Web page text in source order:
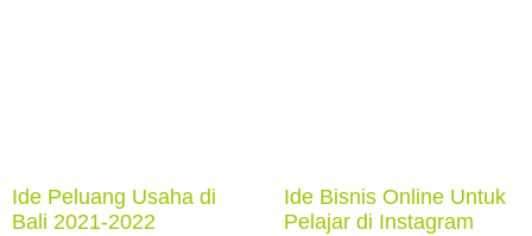
Ide Peluang Usaha di
Bali 2021-2022
Ide Bisnis Online Untuk
Pelajar di Instagram